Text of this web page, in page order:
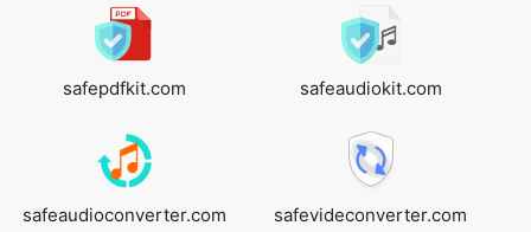
safepdfkit.com safeaudiokit.com
safeaudioconverter.com safevideconverter.com